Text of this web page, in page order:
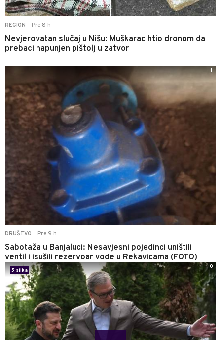
REGION Pre 8 h
Nevjerovatan slučaj u Nišu: Muškarac htio dronom da
prebaci napunjen pištolj u zatvor
DRUŠTVO Pre 9 h
Sabotaža u Banjaluci: Nesavjesni pojedinci uništili
ventil i isušili rezervoar vode u Rekavicama (FOTO)
1
5 slika
0